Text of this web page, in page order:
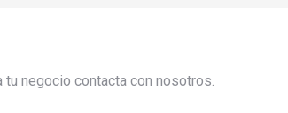
negocio contacta con nosotros.